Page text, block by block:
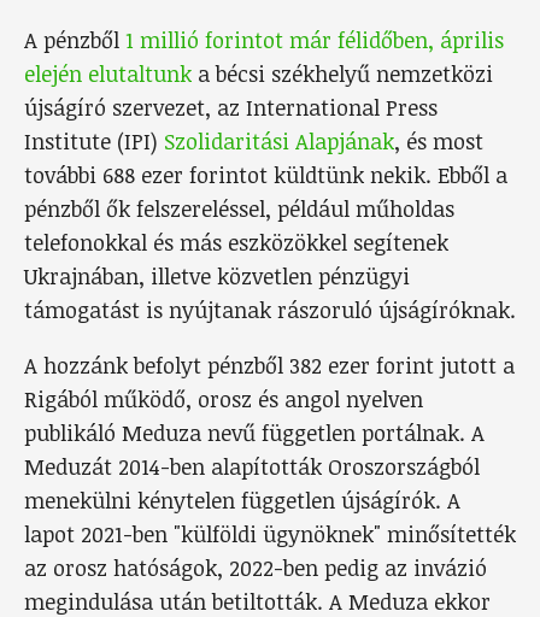
A pénzből 1 millió forintot már félidőben, április
elején elutaltunk a bécsi székhelyű nemzetközi
újságíró szervezet, az International Press
Institute (IPI) Szolidaritási Alapjának, és most
további 688 ezer forintot küldtünk nekik. Ebből a
pénzből ők felszereléssel, például műholdas
telefonokkal és más eszközökkel segítenek
Ukrajnában, illetve közvetlen pénzügyi
támogatást is nyújtanak rászoruló újságíróknak.
A hozzánk befolyt pénzből 382 ezer forint jutott a
Rigából működő, orosz és angol nyelven
publikáló Meduza nevű független portálnak. A
Meduzát 2014-ben alapították Oroszországból
menekülni kénytelen független újságírók. A
lapot 2021-ben "külföldi ügynöknek" minősítették
az orosz hatóságok, 2022-ben pedig az invázió
megindulása után betiltották. A Meduza ekkor